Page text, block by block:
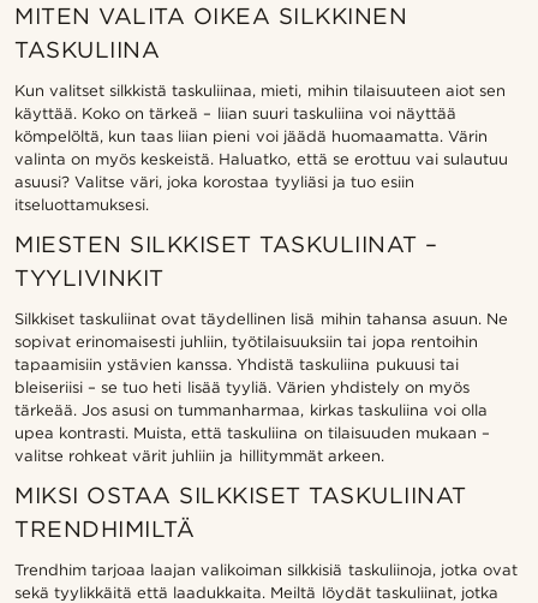
MITEN VALITA OIKEA SILKKINEN
TASKULIINA
Kun valitset silkkistä taskuliinaa, mieti, mihin tilaisuuteen aiot sen
käyttää. Koko on tärkeä – liian suuri taskuliina voi näyttää
kömpelöltä, kun taas liian pieni voi jäädä huomaamatta. Värin
valinta on myös keskeistä. Haluatko, että se erottuu vai sulautuu
asuusi? Valitse väri, joka korostaa tyyliäsi ja tuo esiin
itseluottamuksesi.
MIESTEN SILKKISET TASKULIINAT –
TYYLIVINKIT
Silkkiset taskuliinat ovat täydellinen lisä mihin tahansa asuun. Ne
sopivat erinomaisesti juhliin, työtilaisuuksiin tai jopa rentoihin
tapaamisiin ystävien kanssa. Yhdistä taskuliina pukuusi tai
bleiseriisi – se tuo heti lisää tyyliä. Värien yhdistely on myös
tärkeää. Jos asusi on tummanharmaa, kirkas taskuliina voi olla
upea kontrasti. Muista, että taskuliina on tilaisuuden mukaan –
valitse rohkeat värit juhliin ja hillitymmät arkeen.
MIKSI OSTAA SILKKISET TASKULIINAT
TRENDHIMILTÄ
Trendhim tarjoaa laajan valikoiman silkkisiä taskuliinoja, jotka ovat
sekä tyylikkäitä että laadukkaita. Meiltä löydät taskuliinat, jotka